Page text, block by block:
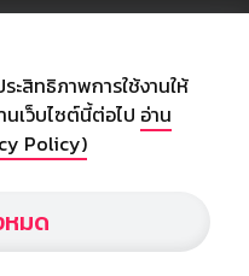
สิทธิภาพการใช้งานให้
เว็บไซต์นี้ต่อไป อ่าน
Policy)
มด